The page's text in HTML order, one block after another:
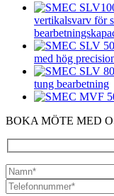
vertikalsvarv för
med hög
tung bearbetning
BOKA MÖTE MED